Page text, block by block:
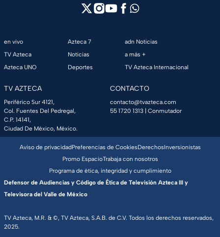
en vivo
TV Azteca
Azteca UNO
Azteca 7
Noticias
Deportes
adn Noticias
a más +
TV Azteca Internacional
TV AZTECA
Periférico Sur 4121,
Col. Fuentes Del Pedregal,
C.P. 14141,
Ciudad De México, México.
CONTACTO
contacto@tvazteca.com
55 1720 1313 | Conmutador
TV Azteca, M.R. & ©, TV Azteca, S.A.B. de C.V. Todos los derechos reservados,
2025.
Aviso de privacidadPreferencias de CookiesDerechosInversionistas
Promo EspacioTrabaja con nosotros
Programa de ética, integridad y cumplimiento
Defensor de Audiencias y Código de Ética de Televisión Azteca III y
Televisora del Valle de México